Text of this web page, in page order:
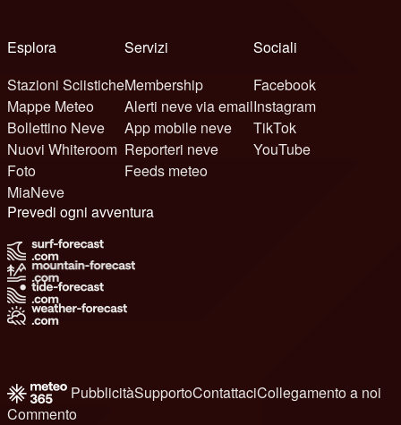
Esplora
Stazioni Sciistiche
Mappe Meteo
Bollettino Neve
Nuovi Whiteroom
Foto
MiaNeve
Servizi
Membership
Alerti neve via email
App mobile neve
Reporteri neve
Feeds meteo
Sociali
Facebook
Instagram
TikTok
YouTube
Prevedi ogni avventura
PubblicitàSupportoContattaciCollegamento a noi
Commento